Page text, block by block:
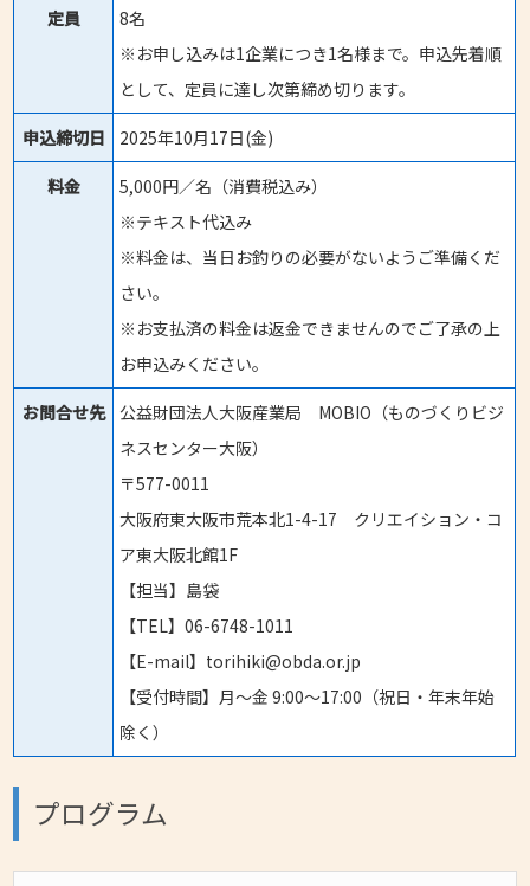
定員
8名
※お申し込みは1企業につき1名様まで。申込先着順
として、定員に達し次第締め切ります。
申込締切日 2025年10月17日(金)
料金
5,000円／名（消費税込み）
※テキスト代込み
※料金は、当日お釣りの必要がないようご準備くだ
さい。
※お支払済の料金は返金できませんのでご了承の上
お申込みください。
お問合せ先
公益財団法人大阪産業局 MOBIO（ものづくりビジ
ネスセンター大阪）
〒577-0011
大阪府東大阪市荒本北1-4-17 クリエイション・コ
ア東大阪北館1F
【担当】島袋
【TEL】06-6748-1011
【E-mail】torihiki@obda.or.jp
【受付時間】月～金 9:00～17:00（祝日・年末年始
除く）
プログラム